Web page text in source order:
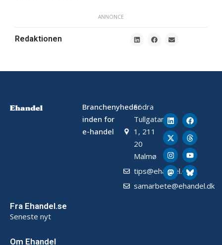
ANNONCE
Redaktionen
Branchenyheder
inden for
e-handel
Södra
Tullgatan
1, 211
20
Malmø
tips@ehandel.dk
samarbete@ehandel.dk
Fra Ehandel.se
Seneste nyt
Om Ehandel